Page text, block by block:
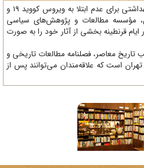
با توجه به نیاز به تداوم مراقبت‌های بهداشتی برای عدم ابتلا به ویروس کووید 19 و
مطالعات و پژوهش‌های سیاسی
بخشی از آثار خود را به صورت
معاصر، فصلنامه‌ مطالعات تاریخی و
است که علاقه‌مندان می‌توانند پس از